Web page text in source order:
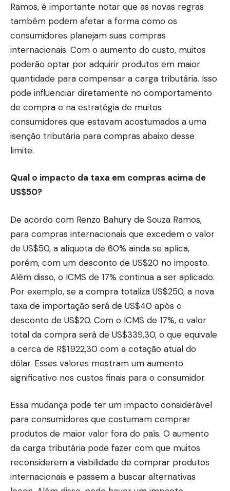
Ramos, é importante notar que as novas regras
também podem afetar a forma como os
consumidores planejam suas compras
internacionais. Com o aumento do custo, muitos
poderão optar por adquirir produtos em maior
quantidade para compensar a carga tributária. Isso
pode influenciar diretamente no comportamento
de compra e na estratégia de muitos
consumidores que estavam acostumados a uma
isenção tributária para compras abaixo desse
limite.
Qual o impacto da taxa em compras acima de
US$50?
De acordo com Renzo Bahury de Souza Ramos,
para compras internacionais que excedem o valor
de US$50, a alíquota de 60% ainda se aplica,
porém, com um desconto de US$20 no imposto.
Além disso, o ICMS de 17% continua a ser aplicado.
Por exemplo, se a compra totaliza US$250, a nova
taxa de importação será de US$40 após o
desconto de US$20. Com o ICMS de 17%, o valor
total da compra será de US$339,30, o que equivale
a cerca de R$1.922,30 com a cotação atual do
dólar. Esses valores mostram um aumento
significativo nos custos finais para o consumidor.
Essa mudança pode ter um impacto considerável
para consumidores que costumam comprar
produtos de maior valor fora do país. O aumento
da carga tributária pode fazer com que muitos
reconsiderem a viabilidade de comprar produtos
internacionais e passem a buscar alternativas